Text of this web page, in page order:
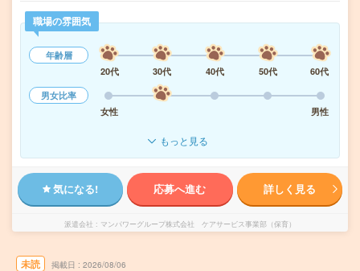
職場の雰囲気
年齢層
20代
30代 40代 50代
60代
男女比率
女性
男性
もっと見る
気になる! 応募へ進む 詳しく見る
派遣会社 マンパワーグループ株式会社 ケアサービス事業部（保育）
未読 掲載日 2026/08/06